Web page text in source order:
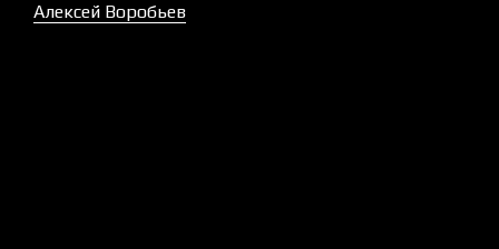
Алексей Воробьев